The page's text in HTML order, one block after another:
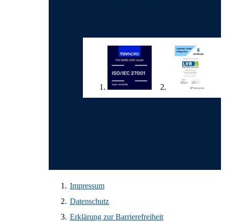
Impressum
Datenschutz
Erklärung zur Barrierefreiheit